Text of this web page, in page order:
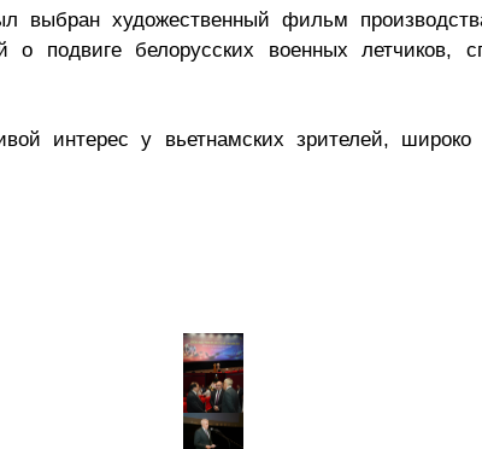
выбран художественный фильм
подвиге белорусских военных летчиков,
интерес у вьетнамских зрителей,